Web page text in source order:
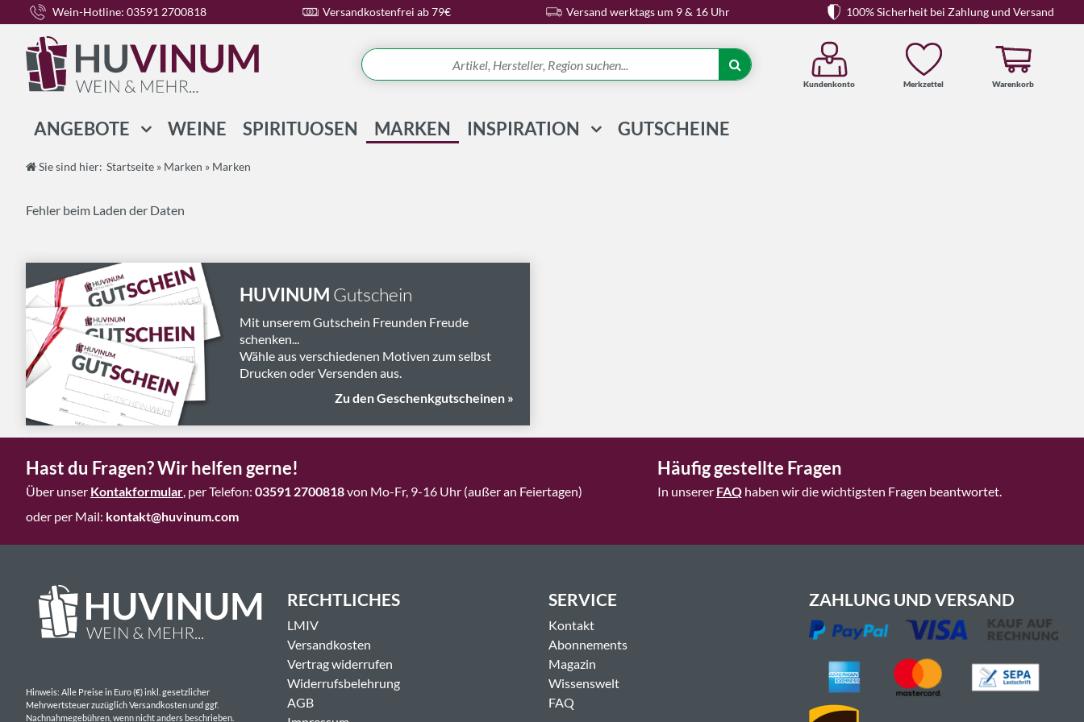
Wein-Hotline: 03591 2700818 Versandkostenfrei ab 79€ Versand werktags um 9 & 16 Uhr 100% Sicherheit bei Zahlung und Versand
Kundenkonto Merkzettel Warenkorb
ANGEBOTE
WEIN-PAKETE
WEINE SPIRITUOSEN MARKEN INSPIRATION GUTSCHEINE
Sie sind hier: Startseite » Marken » Marken
Fehler beim Laden der Daten
HUVINUM Gutschein
Mit unserem Gutschein Freunden Freude
schenken...
Wähle aus verschiedenen Motiven zum selbst
Drucken oder Versenden aus.
Zu den Geschenkgutscheinen »
Hast du Fragen? Wir helfen gerne!
Über unser Kontakformular, per Telefon: 03591 2700818von Mo-Fr, 9-16 Uhr (außer an Feiertagen)
oder per Mail: kontakt@huvinum.com
Häufig gestellte Fragen
In unserer FAQ haben wir die wichtigsten Fragen beantwortet.
RECHTLICHES
LMIV
Versandkosten
Vertrag widerrufen
Widerrufsbelehrung
AGB
SERVICE
Kontakt
Abonnements
Magazin
Wissenswelt
FAQ
ZAHLUNG UND VERSAND
Hinweis: Alle Preise in Euro (€) inkl. gesetzlicher
Mehrwertsteuer zuzüglich Versandkosten und ggf.
Nachnahmegebühren, wenn nicht anders beschrieben.